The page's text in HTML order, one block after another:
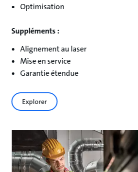
Optimisation
Suppléments :
Alignement au laser
Mise en service
Garantie étendue
Explorer